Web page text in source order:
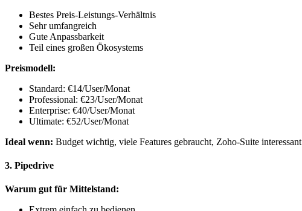
Bestes Preis-Leistungs-Verhältnis
Sehr umfangreich
Gute Anpassbarkeit
Teil eines großen Ökosystems
Preismodell:
Standard: €14/User/Monat
Professional: €23/User/Monat
Enterprise: €40/User/Monat
Ultimate: €52/User/Monat
Ideal wenn: Budget wichtig, viele Features gebraucht, Zoho-Suite interessant
3. Pipedrive
Warum gut für Mittelstand: